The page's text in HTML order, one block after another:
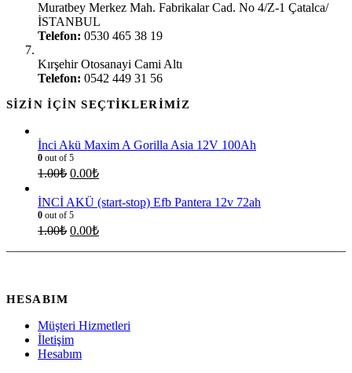
Muratbey Merkez Mah. Fabrikalar Cad. No 4/Z-1 Çatalca/
İSTANBUL
Telefon: 0530 465 38 19
Kırşehir Otosanayi Cami Altı
Telefon: 0542 449 31 56
SIZIN İÇIN SEÇTIKLERIMIZ
İnci Akü Maxim A Gorilla Asia 12V 100Ah
0 out of 5
1.00₺ 0.00₺
İNCİ AKÜ (start-stop) Efb Pantera 12v 72ah
0 out of 5
1.00₺ 0.00₺
HESABIM
Müşteri Hizmetleri
İletişim
Hesabım